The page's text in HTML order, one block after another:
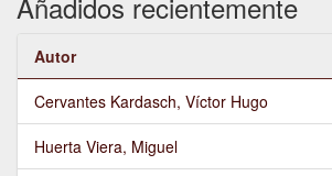
Autor
Cervantes Kardasch, Víctor Hugo
Huerta Viera, Miguel